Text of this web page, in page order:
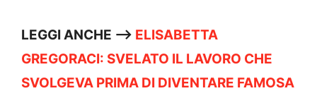
LEGGI ANCHE —-> ELISABETTA
GREGORACI: SVELATO IL LAVORO CHE
SVOLGEVA PRIMA DI DIVENTARE FAMOSA